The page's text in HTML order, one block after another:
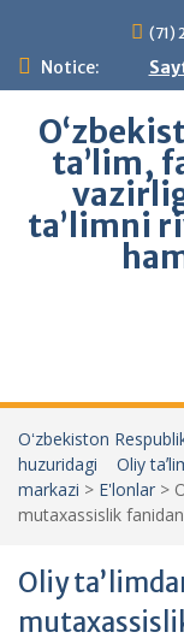
content
(71)
Notice:
ta’lim,
taʼlimni
Oʻzbekiston
huzuridagi Oliy
markazi > E'lonlar >
mutaxassislik
Oliy